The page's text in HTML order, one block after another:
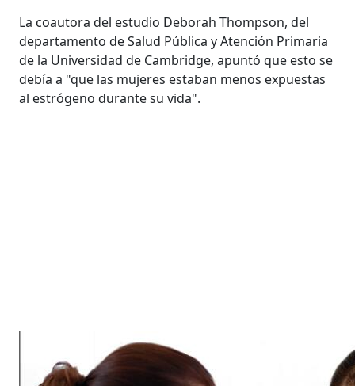
La coautora del estudio Deborah Thompson, del
departamento de Salud Pública y Atención Primaria
de la Universidad de Cambridge, apuntó que esto se
debía a "que las mujeres estaban menos expuestas
al estrógeno durante su vida".